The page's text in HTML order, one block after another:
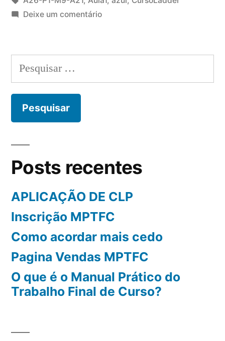
de
Ladder?”
Deixe um comentárioem
é
Linguagem
Pesquisar
por:
Posts recentes
APLICAÇÃO DE CLP
Inscrição MPTFC
Como acordar mais cedo
Pagina Vendas MPTFC
O que é o Manual Prático do
Trabalho Final de Curso?